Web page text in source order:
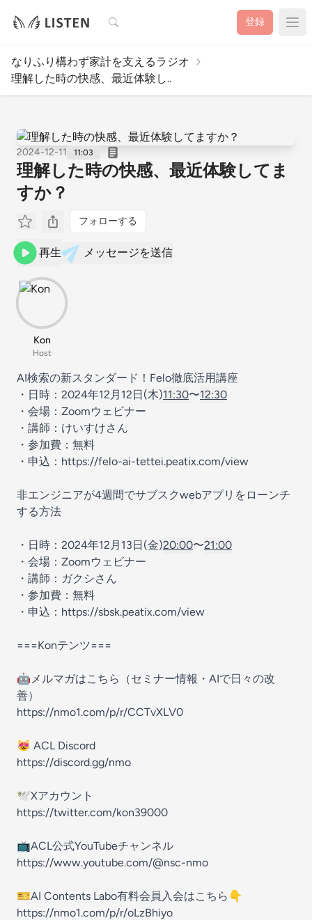
検索 登録
なりふり構わず家計を支えるラジオ
理解した時の快感、最近体験し..
2024-12-11 11:03
理解した時の快感、最近体験してま
すか？
フォローする
再生 メッセージを送信
Kon
Host
AI検索の新スタンダード！Felo徹底活用講座
・日時：2024年12月12日(木)11:30〜12:30
・会場：Zoomウェビナー
・講師：けいすけさん
・参加費：無料
・申込：https://felo-ai-tettei.peatix.com/view
非エンジニアが4週間でサブスクwebアプリをローンチ
する方法
・日時：2024年12月13日(金)20:00〜21:00
・会場：Zoomウェビナー
・講師：ガクシさん
・参加費：無料
・申込：https://sbsk.peatix.com/view
===Konテンツ===
🤖メルマガはこちら（セミナー情報・AIで日々の改
善）
https://nmo1.com/p/r/CCTvXLV0
😻 ACL Discord
https://discord.gg/nmo
🕊Xアカウント
https://twitter.com/kon39000
📺ACL公式YouTubeチャンネル
https://www.youtube.com/@nsc-nmo
🎫AI Contents Labo有料会員入会はこちら👇
https://nmo1.com/p/r/oLzBhiyo